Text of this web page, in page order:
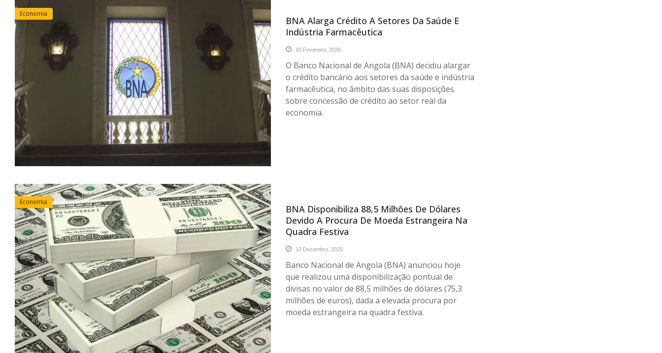
Economia
BNA Alarga Crédito A Setores Da Saúde E
Indústria Farmacêutica
20 Fevereiro, 2026
O Banco Nacional de Angola (BNA) decidiu alargar
o crédito bancário aos setores da saúde e indústria
farmacêutica, no âmbito das suas disposições
sobre concessão de crédito ao setor real da
economia.
Economia
BNA Disponibiliza 88,5 Milhões De Dólares
Devido A Procura De Moeda Estrangeira Na
Quadra Festiva
12 Dezembro, 2025
Banco Nacional de Angola (BNA) anunciou hoje
que realizou uma disponibilização pontual de
divisas no valor de 88,5 milhões de dólares (75,3
milhões de euros), dada a elevada procura por
moeda estrangeira na quadra festiva.